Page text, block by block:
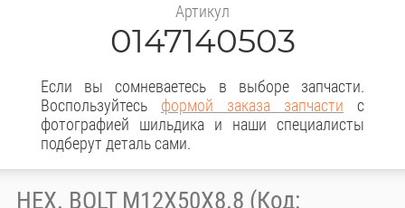
Артикул
0147140503
Если вы сомневаетесь в выборе запчасти.
Воспользуйтесь формой заказа запчасти с
фотографией шильдика и наши специалисты
подберут деталь сами.
HEX. BOLT M12X50X8.8 (Код: